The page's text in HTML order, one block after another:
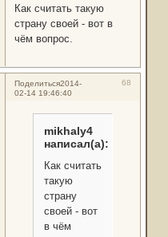
Как считать такую
страну своей - вот в
чём вопрос.
Поделиться 68
2014-
02-14 19:46:40
mikhaly4
написал(а):
Как считать
такую
страну
своей - вот
в чём